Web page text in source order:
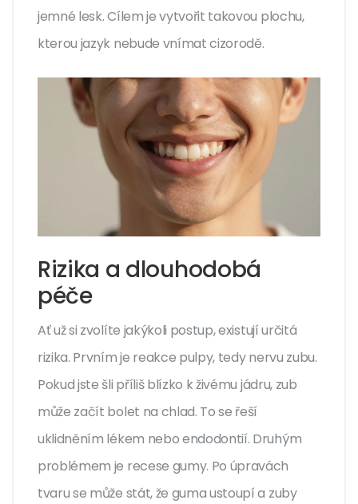
jemné lesk. Cílem je vytvořit takovou plochu,
kterou jazyk nebude vnímat cizorodě.
Rizika a dlouhodobá
péče
Ať už si zvolíte jakýkoli postup, existují určitá
rizika. Prvním je reakce pulpy, tedy nervu zubu.
Pokud jste šli příliš blízko k živému jádru, zub
může začít bolet na chlad. To se řeší
uklidněním lékem nebo endodontií. Druhým
problémem je recese gumy. Po úpravách
tvaru se může stát, že guma ustoupí a zuby